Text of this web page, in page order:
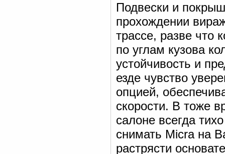
Подвески и
прохождении
трассе, разве что
по углам кузова
устойчивость и
езде чувство
опцией,
скорости. В тоже
салоне всегда
снимать Micra на
растрясти